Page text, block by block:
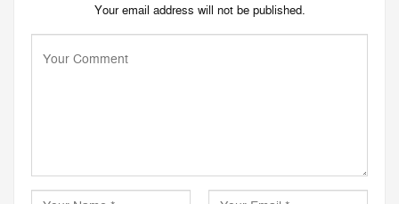
Your email address will not be published.